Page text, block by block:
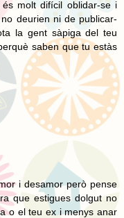
molt difícil oblidar-se i
deurien ni de publicar-
la gent sàpiga del teu
saben que tu estàs
i desamor però pense
que estigues dolgut no
o el teu ex i menys anar